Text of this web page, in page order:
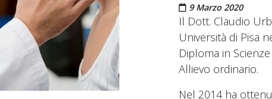
Pubblicato il
9 Marzo 2020
Il Dott. Claudio
Università di Pisa
Diploma in
Allievo ordinario.
Nel 2014 ha